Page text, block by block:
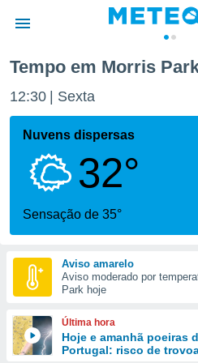
da
foi
fornecidas
a este
das
e
forma
digital
Tempo em Morris
12:30 Sexta
Nuvens dispersas
32°
Sensação de 35°
Aviso amarelo
Aviso moderado por
Park hoje
Última hora
Hoje e amanhã poeiras
Portugal: risco de